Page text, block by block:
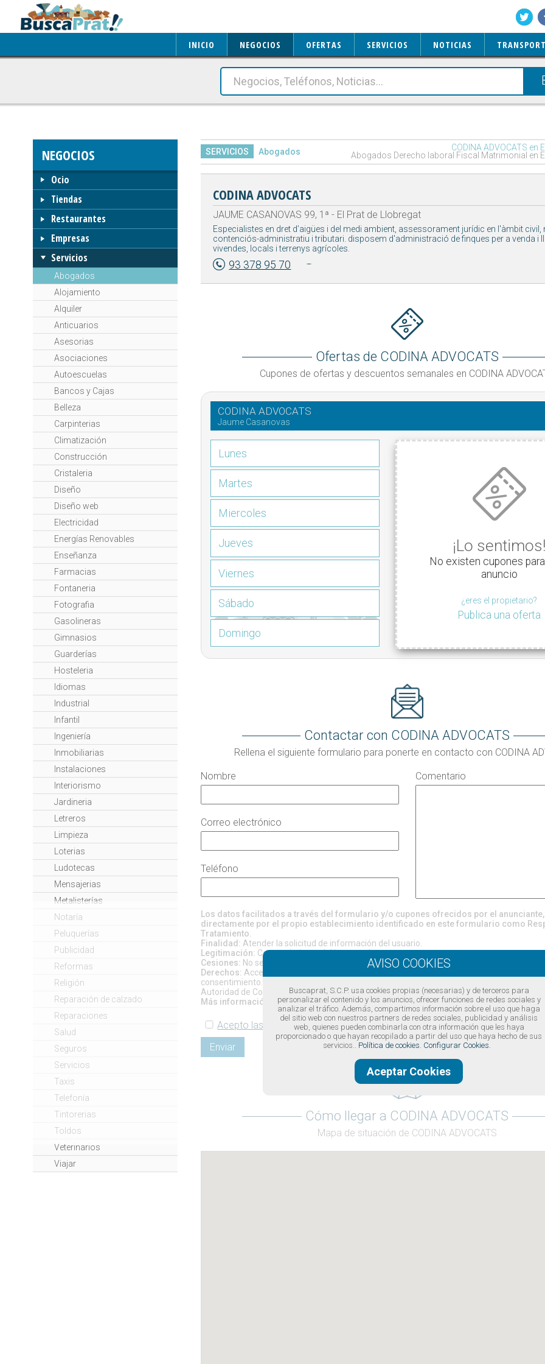
INICIO NEGOCIOS OFERTAS SERVICIOS NOTICIAS
NEGOCIOS
Ocio
Tiendas
Restaurantes
Empresas
Servicios
Abogados
Alojamiento
Alquiler
Anticuarios
Asesorias
Asociaciones
Autoescuelas
Bancos y Cajas
Belleza
Carpinterias
Climatización
Construcción
Cristaleria
Diseño
Diseño web
Electricidad
Energías Renovables
Enseñanza
Farmacias
Fontaneria
Fotografia
Gasolineras
Gimnasios
Guarderías
Hosteleria
Idiomas
Industrial
Infantil
Ingeniería
Inmobiliarias
Instalaciones
Interiorismo
Jardineria
Letreros
Limpieza
Loterias
Ludotecas
Mensajerias
Metalisterías
Notaría
Peluquerías
Publicidad
Reformas
Religión
Reparación de calzado
Reparaciones
Salud
Seguros
Servicios
Taxis
Telefonía
Tintorerias
Toldos
Veterinarios
Viajar
SERVICIOS Abogados
CODINA ADVOCATS en
Abogados Derecho laboral Fiscal Matrimonial en
CODINA ADVOCATS
JAUME CASANOVAS 99, 1ª - El Prat de Llobregat
Especialistes en dret d’aigües i del medi ambient, assessorament jurídic en l'àmbit civil,
contenciós-administratiu i tributari. disposem d'administració de finques per a venda i
vivendes, locals i terrenys agrícoles.
93 378 95 70
Ofertas de CODINA ADVOCATS
Cupones de ofertas y descuentos semanales en CODINA
CODINA ADVOCATS
Jaume Casanovas
Lunes
Martes
Miercoles
Jueves
Viernes
Sábado
Domingo
¡Lo
No existen cupones
anuncio
¿eres el propietario?
Publica una oferta
Contactar con CODINA ADVOCATS
Rellena el siguiente formulario para ponerte en contacto con CODINA
Nombre
Correo electrónico
Teléfono
Comentario
Los datos facilitados a través del formulario y/o cupones ofrecidos por el
directamente por el propio establecimiento identificado en este formulario como
Tratamiento.
Finalidad: Atender la solicitud de información del usuario.
Legitimación: Consentimiento del interesado.
Cesiones: No se prevén cesiones, excepto por obligación legal o requerimiento judicial.
Derechos: Acceso, rectificación, supresión, oposición, limitación, portabilidad, revocación
consentimiento. Si considera que el tratamiento de sus datos no se ajusta a la normativa,
Autoridad de Control (
www.aepd.es)
Más información:
https://www.buscaprat.com/avisos-legales/privacidad/ia49747
Acepto las condiciones legales
Enviar
Cómo llegar a CODINA ADVOCATS
Mapa de situación de CODINA ADVOCATS
Buscaprat, S.C.P. usa cookies propias (necesarias) y de terceros para
personalizar el contenido y los anuncios, ofrecer funciones de redes sociales y
analizar el tráfico. Además, compartimos información sobre el uso que haga
del sitio web con nuestros partners de redes sociales, publicidad y análisis
web, quienes pueden combinarla con otra información que les haya
proporcionado o que hayan recopilado a partir del uso que haya hecho de sus
servicios.. Política de cookies. Configurar Cookies.
Aceptar Cookies